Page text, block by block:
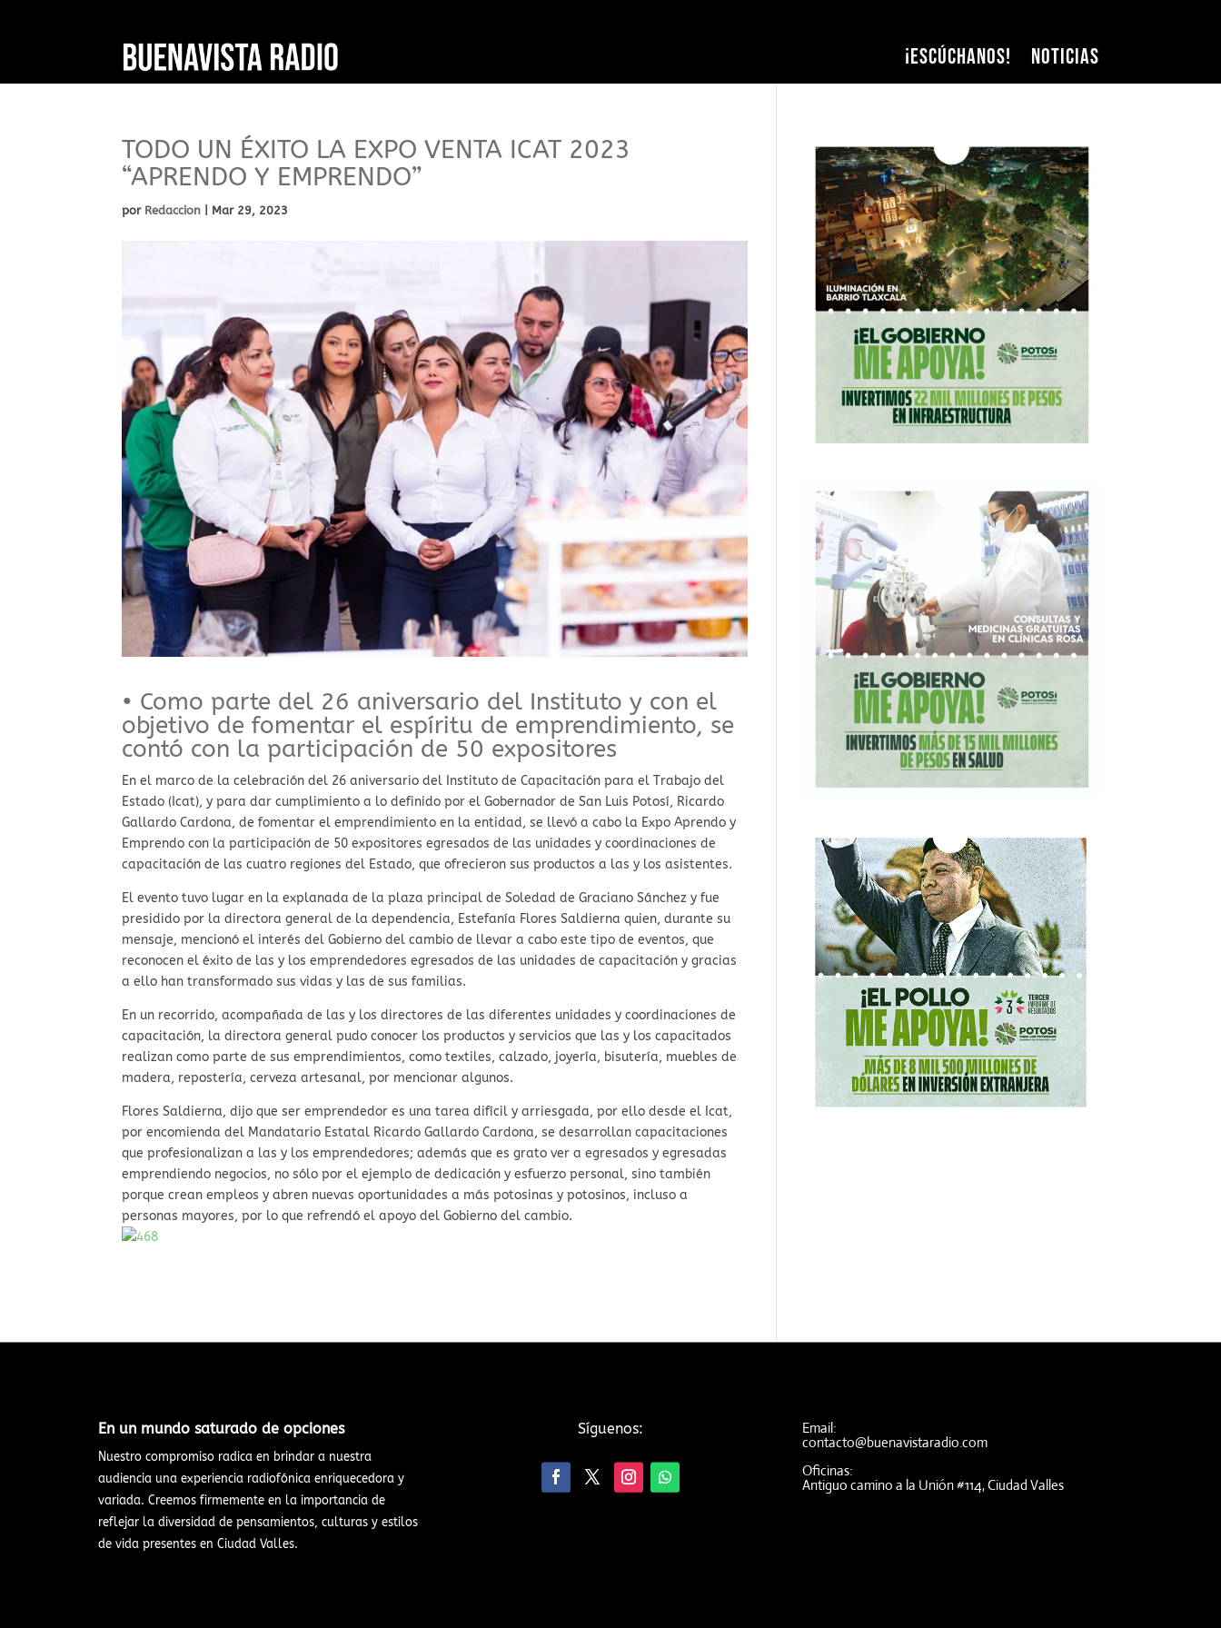
¡Escúchanos! Noticias
TODO UN ÉXITO LA EXPO VENTA ICAT 2023
“APRENDO Y EMPRENDO”
por Redaccion Mar 29, 2023
• Como parte del 26 aniversario del Instituto y con el
objetivo de fomentar el espíritu de emprendimiento, se
contó con la participación de 50 expositores
En el marco de la celebración del 26 aniversario del Instituto de Capacitación para el Trabajo del
Estado (Icat), y para dar cumplimiento a lo definido por el Gobernador de San Luis Potosí, Ricardo
Gallardo Cardona, de fomentar el emprendimiento en la entidad, se llevó a cabo la Expo Aprendo y
Emprendo con la participación de 50 expositores egresados de las unidades y coordinaciones de
capacitación de las cuatro regiones del Estado, que ofrecieron sus productos a las y los asistentes.
El evento tuvo lugar en la explanada de la plaza principal de Soledad de Graciano Sánchez y fue
presidido por la directora general de la dependencia, Estefanía Flores Saldierna quien, durante su
mensaje, mencionó el interés del Gobierno del cambio de llevar a cabo este tipo de eventos, que
reconocen el éxito de las y los emprendedores egresados de las unidades de capacitación y gracias
a ello han transformado sus vidas y las de sus familias.
En un recorrido, acompañada de las y los directores de las diferentes unidades y coordinaciones de
capacitación, la directora general pudo conocer los productos y servicios que las y los capacitados
realizan como parte de sus emprendimientos, como textiles, calzado, joyería, bisutería, muebles de
madera, repostería, cerveza artesanal, por mencionar algunos.
Flores Saldierna, dijo que ser emprendedor es una tarea difícil y arriesgada, por ello desde el Icat,
por encomienda del Mandatario Estatal Ricardo Gallardo Cardona, se desarrollan capacitaciones
que profesionalizan a las y los emprendedores; además que es grato ver a egresados y egresadas
emprendiendo negocios, no sólo por el ejemplo de dedicación y esfuerzo personal, sino también
porque crean empleos y abren nuevas oportunidades a más potosinas y potosinos, incluso a
personas mayores, por lo que refrendó el apoyo del Gobierno del cambio.
En un mundo saturado de opciones​
Nuestro compromiso radica en brindar a nuestra
audiencia una experiencia radiofónica enriquecedora y
variada. Creemos firmemente en la importancia de
reflejar la diversidad de pensamientos, culturas y estilos
de vida presentes en Ciudad Valles.
Síguenos: Email:
contacto@buenavistaradio.com
Oficinas:
Antiguo camino a la Unión #114, Ciudad Valles